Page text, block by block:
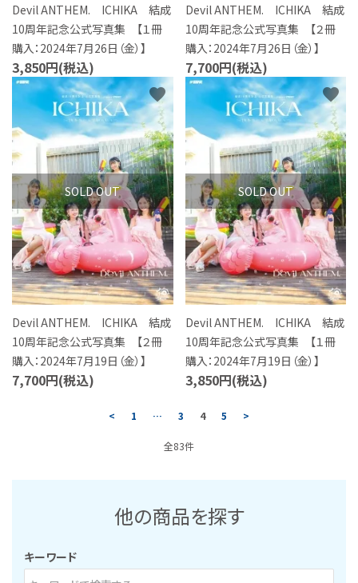
Devil ANTHEM. ICHIKA 結成
10周年記念公式写真集 【１冊
購入：2024年7月26日（金）】
3,850円(税込)
Devil ANTHEM. ICHIKA 結成
10周年記念公式写真集 【２冊
購入：2024年7月26日（金）】
7,700円(税込)
SOLD OUT
Devil ANTHEM. ICHIKA 結成
10周年記念公式写真集 【２冊
購入：2024年7月19日（金）】
7,700円(税込)
favorite
SOLD OUT
Devil ANTHEM. ICHIKA 結成
10周年記念公式写真集 【１冊
購入：2024年7月19日（金）】
3,850円(税込)
favorite
< 1 … 3 4 5 >
全83件
他の商品を探す
キーワード